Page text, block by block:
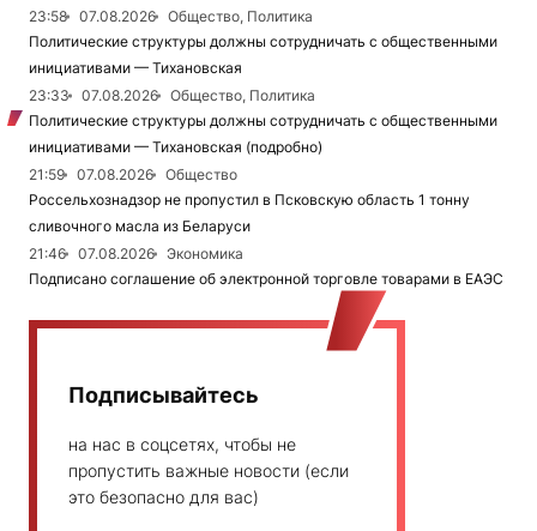
23:58 07.08.2026
Общество, Политика
Политические структуры должны сотрудничать с общественными
инициативами — Тихановская
23:33
07.08.2026
Общество, Политика
Политические структуры должны сотрудничать с общественными
инициативами — Тихановская (подробно)
21:59
07.08.2026
Общество
Россельхознадзор не пропустил в Псковскую область 1 тонну
сливочного масла из Беларуси
21:46
07.08.2026
Экономика
Подписано соглашение об электронной торговле товарами в ЕАЭС
Подписывайтесь
на нас в соцсетях, чтобы не
пропустить важные новости (если
это безопасно для вас)